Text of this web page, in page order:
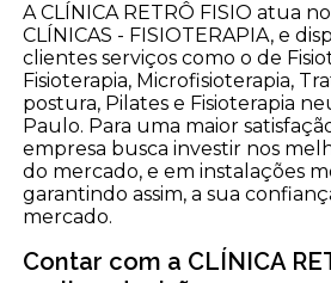
A CLÍNICA RETRÔ FISIO atua
CLÍNICAS - FISIOTERAPIA, e
clientes serviços como o de
Fisioterapia, Microfisioterapia,
postura, Pilates e Fisioterapia
Paulo. Para uma maior
empresa busca investir nos
do mercado, e em instalações
garantindo assim, a sua
mercado.
Contar com a CLÍNICA